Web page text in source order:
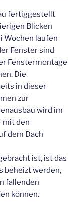
fertiggestellt
Blicken
Wochen laufen
Fenster sind
Fenstermontage
Die
in dieser
zur
wird im
mit den
dem Dach
ist, ist das
beheizt werden,
fallenden
können.